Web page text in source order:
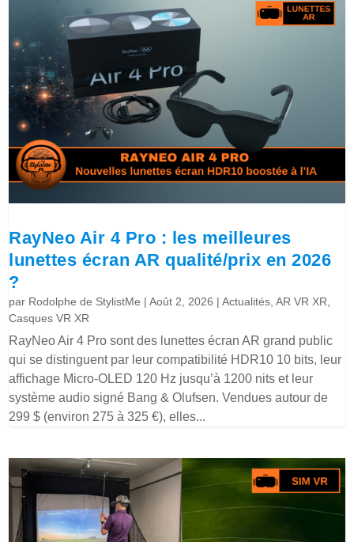
RayNeo Air 4 Pro : les meilleures
lunettes écran AR qualité/prix en 2026
?
par Rodolphe de StylistMe |Août 2, 2026 |Actualités ,AR VR XR
Casques VR XR
RayNeo Air 4 Pro sont des lunettes écran AR grand public
qui se distinguent par leur compatibilité HDR10 10 bits, leur
affichage Micro-OLED 120 Hz jusqu’à 1200 nits et leur
système audio signé Bang & Olufsen. Vendues autour de
299 $ (environ 275 à 325 €), elles...